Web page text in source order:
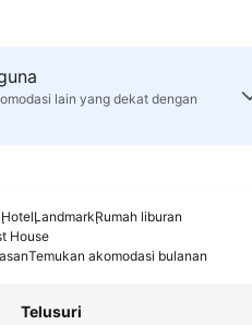
lain yang dekat dengan
HotelLandmarkRumah liburan
House
Temukan akomodasi bulanan
Telusuri